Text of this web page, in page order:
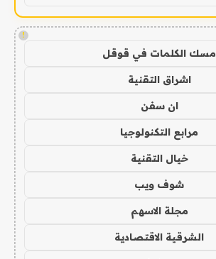
!
مسك الكلمات في قوقل
اشراق التقنية
ان سفن
مرابع التكنولوجيا
خيال التقنية
شوف ويب
مجلة الاسهم
الشرقية الاقتصادية